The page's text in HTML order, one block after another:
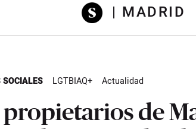
| MADRID
SOCIALES LGTBIAQ+ Actualidad
propietarios de